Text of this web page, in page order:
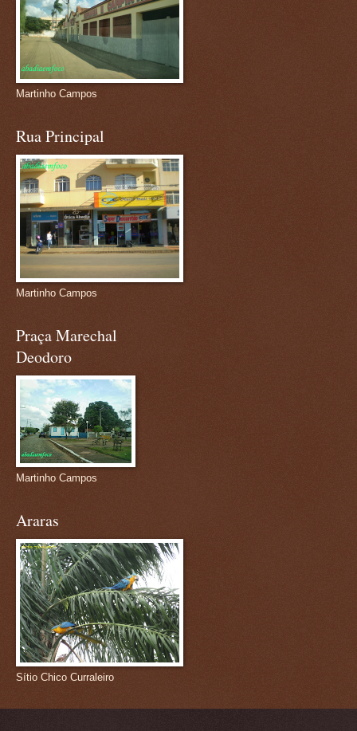
Martinho Campos
Rua Principal
Martinho Campos
Praça Marechal
Deodoro
Martinho Campos
Araras
Sítio Chico Curraleiro